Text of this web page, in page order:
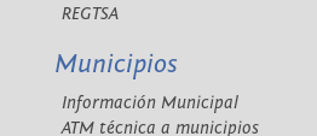
REGTSA
Municipios
Información Municipal
ATM técnica a municipios